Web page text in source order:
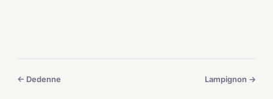
← Dedenne Lampignon →